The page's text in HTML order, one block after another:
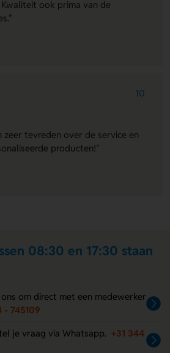
ook prima van de
10
zeer tevreden over de service en
producten!"
08:30 en 17:30 staan
ons om direct met een medewerker
- 745109
je vraag via Whatsapp. +31 344